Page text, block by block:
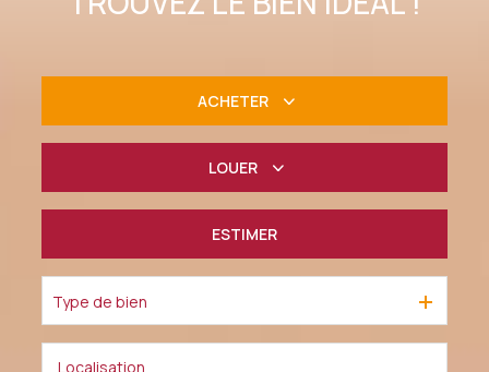
ACHETER
LOUER
De l'immo pro
ESTIMER
Type de bien